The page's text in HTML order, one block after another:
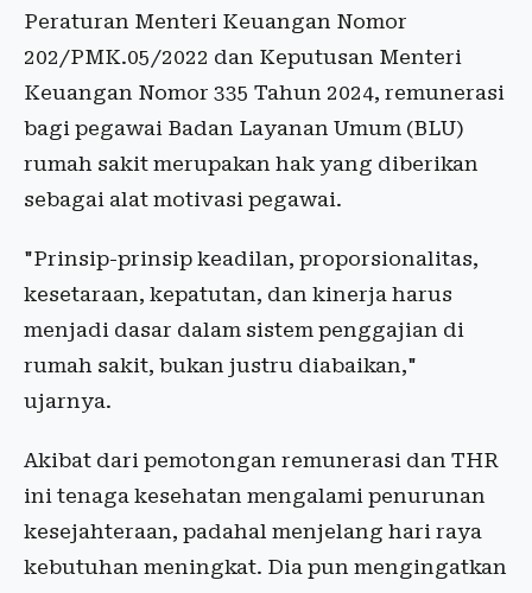
Peraturan Menteri Keuangan Nomor
202/PMK.05/2022 dan Keputusan Menteri
Keuangan Nomor 335 Tahun 2024, remunerasi
bagi pegawai Badan Layanan Umum (BLU)
rumah sakit merupakan hak yang diberikan
sebagai alat motivasi pegawai.
"Prinsip-prinsip keadilan, proporsionalitas,
kesetaraan, kepatutan, dan kinerja harus
menjadi dasar dalam sistem penggajian di
rumah sakit, bukan justru diabaikan,"
ujarnya.
Akibat dari pemotongan remunerasi dan THR
ini tenaga kesehatan mengalami penurunan
kesejahteraan, padahal menjelang hari raya
kebutuhan meningkat. Dia pun mengingatkan